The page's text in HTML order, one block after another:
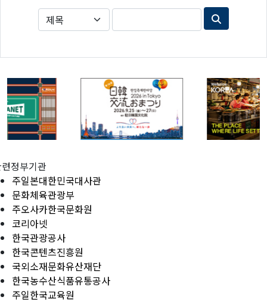
정부기관
주일본대한민국대사관
문화체육관광부
주오사카한국문화원
코리아넷
한국관광공사
한국콘텐츠진흥원
국외소재문화유산재단
한국농수산식품유통공사
주일한국교육원